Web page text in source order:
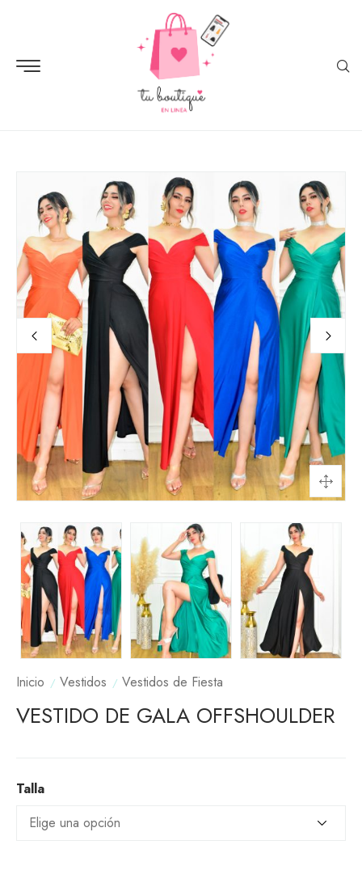
Inicio Vestidos Vestidos de Fiesta
VESTIDO DE GALA OFFSHOULDER
Talla